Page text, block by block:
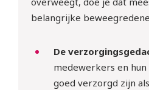
belangrijke
De
medewerkers en
goed verzorgd zijn